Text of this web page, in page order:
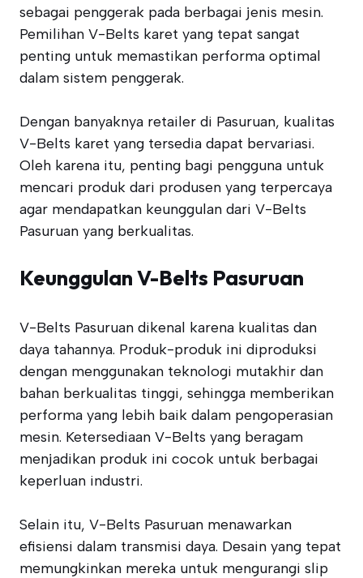
sebagai penggerak pada berbagai jenis mesin.
Pemilihan V-Belts karet yang tepat sangat
penting untuk memastikan performa optimal
dalam sistem penggerak.
Dengan banyaknya retailer di Pasuruan, kualitas
V-Belts karet yang tersedia dapat bervariasi.
Oleh karena itu, penting bagi pengguna untuk
mencari produk dari produsen yang terpercaya
agar mendapatkan keunggulan dari V-Belts
Pasuruan yang berkualitas.
Keunggulan V-Belts Pasuruan
V-Belts Pasuruan dikenal karena kualitas dan
daya tahannya. Produk-produk ini diproduksi
dengan menggunakan teknologi mutakhir dan
bahan berkualitas tinggi, sehingga memberikan
performa yang lebih baik dalam pengoperasian
mesin. Ketersediaan V-Belts yang beragam
menjadikan produk ini cocok untuk berbagai
keperluan industri.
Selain itu, V-Belts Pasuruan menawarkan
efisiensi dalam transmisi daya. Desain yang tepat
memungkinkan mereka untuk mengurangi slip